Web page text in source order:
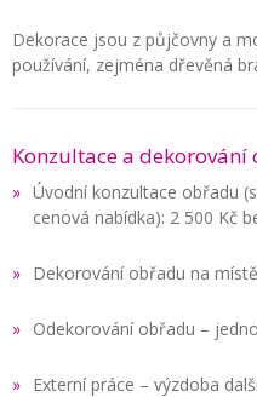
Dekorace jsou z půjčovny a
používání, zejména dřevěná
Konzultace a dekorování
Úvodní konzultace obřadu
cenová nabídka): 2 500 Kč
Dekorování obřadu na
Odekorování obřadu –
Externí práce – výzdoba